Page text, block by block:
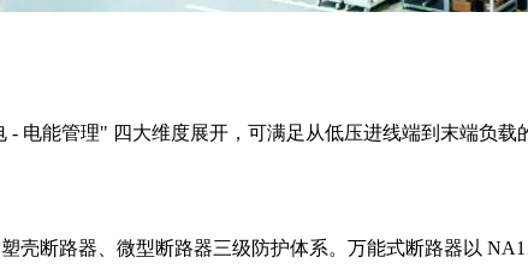
电能管理" 四大维度展开，可满足从低压进线端到末端负载
壳断路器、微型断路器三级防护体系。万能式断路器以